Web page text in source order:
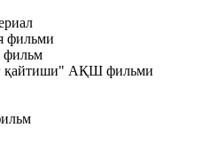
фильми
фильм
қайтиши" АҚШ фильми